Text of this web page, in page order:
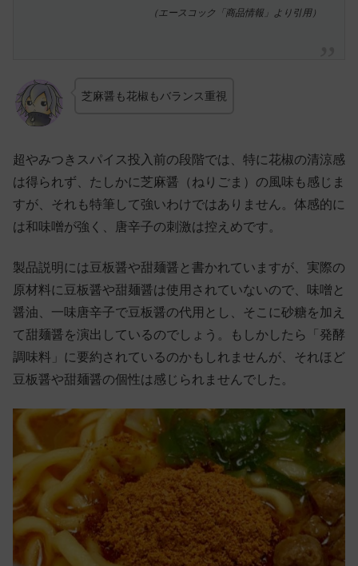
（エースコック「商品情報」より引用）
芝麻醤も花椒もバランス重視
超やみつきスパイス投入前の段階では、特に花椒の清涼感
は得られず、たしかに芝麻醤（ねりごま）の風味も感じま
すが、それも特筆して強いわけではありません。体感的に
は和味噌が強く、唐辛子の刺激は控えめです。
製品説明には豆板醤や甜麺醤と書かれていますが、実際の
原材料に豆板醤や甜麺醤は使用されていないので、味噌と
醤油、一味唐辛子で豆板醤の代用とし、そこに砂糖を加え
て甜麺醤を演出しているのでしょう。もしかしたら「発酵
調味料」に要約されているのかもしれませんが、それほど
豆板醤や甜麺醤の個性は感じられませんでした。